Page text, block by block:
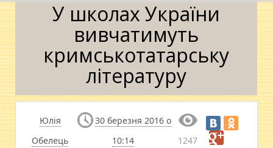
У школах України
вивчатимуть
кримськотатарську
літературу
Юлія
Обелець
30 березня 2016 о
10:14
1247